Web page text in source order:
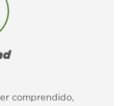
comprendido,